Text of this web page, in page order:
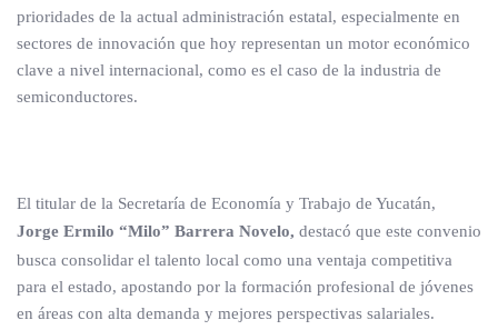
prioridades de la actual administración estatal, especialmente en
sectores de innovación que hoy representan un motor económico
clave a nivel internacional, como es el caso de la industria de
semiconductores.
El titular de la Secretaría de Economía y Trabajo de Yucatán,
Jorge Ermilo “Milo” Barrera Novelo, destacó que este convenio
busca consolidar el talento local como una ventaja competitiva
para el estado, apostando por la formación profesional de jóvenes
en áreas con alta demanda y mejores perspectivas salariales.